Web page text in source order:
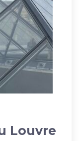
Louvre